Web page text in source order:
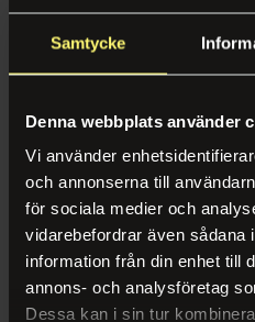
Samtycke
Denna webbplats använder
Vi använder
och annonserna till
för sociala medier och
vidarebefordrar även sådana
information från din enhet till
annons- och analysföretag
Dessa kan i sin tur
Storstädning
Få ut maximalt av den
städningen genom att